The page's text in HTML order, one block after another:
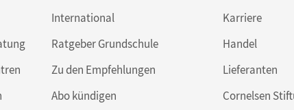
International
Ratgeber Grundschule
Zu den Empfehlungen
Abo kündigen
Karriere
Handel
Lieferanten
Cornelsen